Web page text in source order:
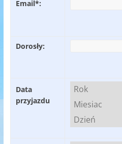
Email*:
Dorosły:
Data
przyjazdu